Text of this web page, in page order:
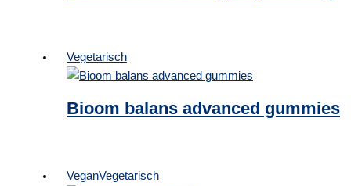
Vegetarisch
Bioom balans advanced gummies
VeganVegetarisch